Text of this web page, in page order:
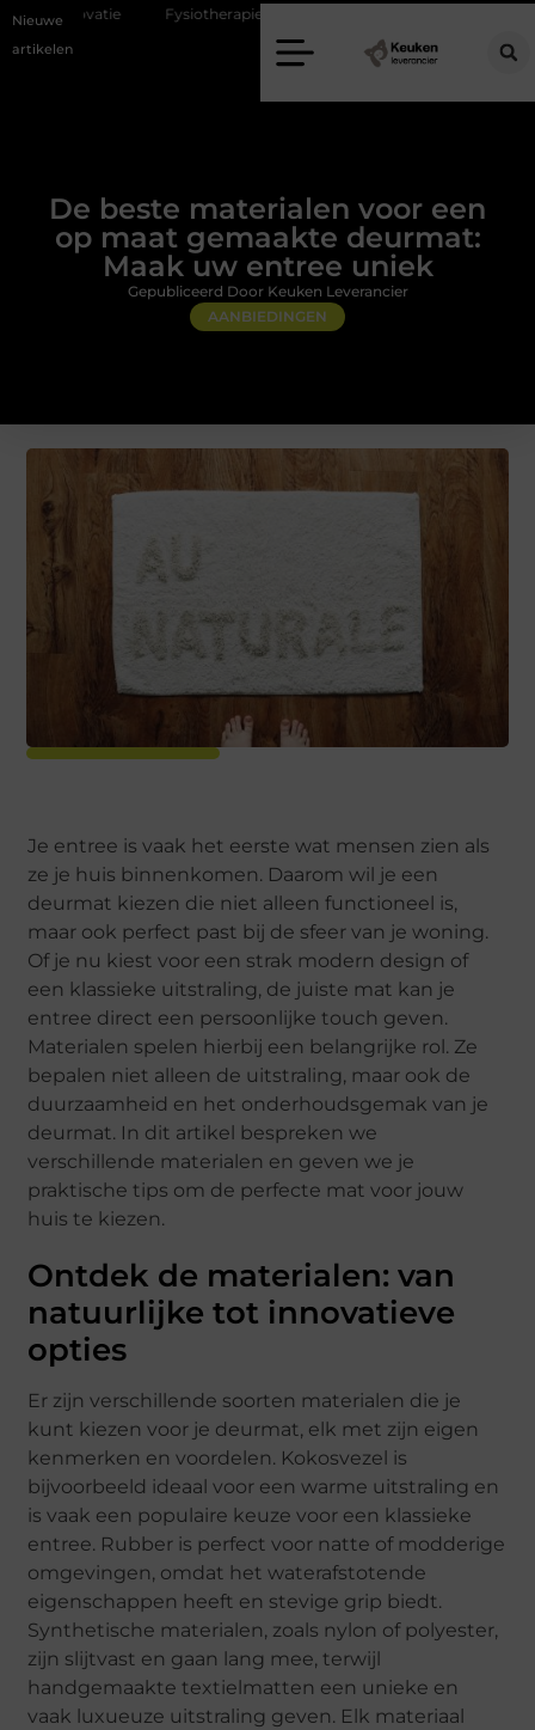
Nieuwe
artikelen
Fysiotherapie Alblasserdam: professionele begeleiding bij pijn en herstel
De beste materialen voor een
op maat gemaakte deurmat:
Maak uw entree uniek
AANBIEDINGEN
Gepubliceerd Door Keuken Leverancier
Je entree is vaak het eerste wat mensen zien als
ze je huis binnenkomen. Daarom wil je een
deurmat kiezen die niet alleen functioneel is,
maar ook perfect past bij de sfeer van je woning.
Of je nu kiest voor een strak modern design of
een klassieke uitstraling, de juiste mat kan je
entree direct een persoonlijke touch geven.
Materialen spelen hierbij een belangrijke rol. Ze
bepalen niet alleen de uitstraling, maar ook de
duurzaamheid en het onderhoudsgemak van je
deurmat. In dit artikel bespreken we
verschillende materialen en geven we je
praktische tips om de perfecte mat voor jouw
huis te kiezen.
Ontdek de materialen: van
natuurlijke tot innovatieve
opties
Er zijn verschillende soorten materialen die je
kunt kiezen voor je deurmat, elk met zijn eigen
kenmerken en voordelen. Kokosvezel is
bijvoorbeeld ideaal voor een warme uitstraling en
is vaak een populaire keuze voor een klassieke
entree. Rubber is perfect voor natte of modderige
omgevingen, omdat het waterafstotende
eigenschappen heeft en stevige grip biedt.
Synthetische materialen, zoals nylon of polyester,
zijn slijtvast en gaan lang mee, terwijl
handgemaakte textielmatten een unieke en
vaak luxueuze uitstraling geven. Elk materiaal